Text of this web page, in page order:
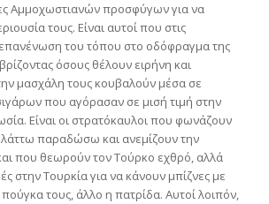
Αμμοχωστιανών προσφύγων για να
τους. Είναι αυτοί που στις
επανένωση του τόπου στο οδόφραγμα της
όσους θέλουν ειρήνη και
μασχάλη τους κουβαλούν μέσα σε
που αγόρασαν σε μισή τιμή στην
Είναι οι στρατόκαυλοι που φωνάζουν
παραδώσω και ανεμίζουν την
που θεωρούν τον Τούρκο εχθρό, αλλά
στην Τουρκία για να κάνουν μπίζνες με
τους, άλλο η πατρίδα. Αυτοί λοιπόν,